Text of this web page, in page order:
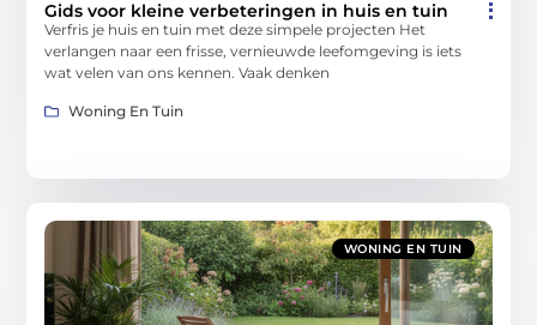
Gids voor kleine verbeteringen in huis en tuin
Verfris je huis en tuin met deze simpele projecten Het
verlangen naar een frisse, vernieuwde leefomgeving is iets
wat velen van ons kennen. Vaak denken
Woning En Tuin
WONING EN TUIN